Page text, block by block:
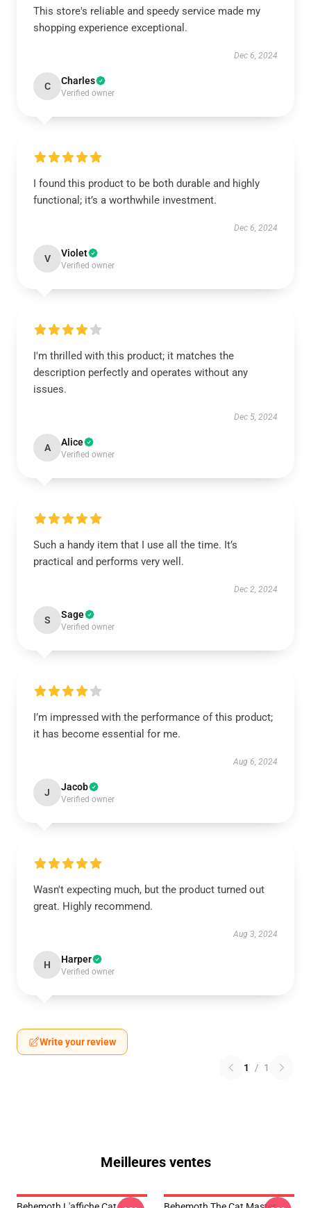
This store's reliable and speedy service made my
shopping experience exceptional.
Dec 6, 2024
C Charles
Verified owner
I found this product to be both durable and highly
functional; it’s a worthwhile investment.
Dec 6, 2024
V Violet
Verified owner
I'm thrilled with this product; it matches the
description perfectly and operates without any
issues.
Dec 5, 2024
A Alice
Verified owner
Such a handy item that I use all the time. It’s
practical and performs very well.
Dec 2, 2024
S Sage
Verified owner
I’m impressed with the performance of this product;
it has become essential for me.
Aug 6, 2024
J Jacob
Verified owner
Wasn't expecting much, but the product turned out
great. Highly recommend.
Aug 3, 2024
H Harper
Verified owner
Write your review
1 / 1
Meilleures ventes